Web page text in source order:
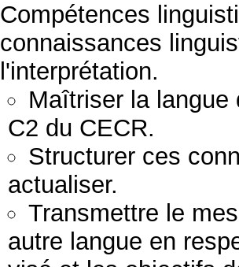
Compétences
connaissances
l'interprétation.
Maîtriser la langue
C2 du CECR.
Structurer ces
actualiser.
Transmettre le
autre langue en